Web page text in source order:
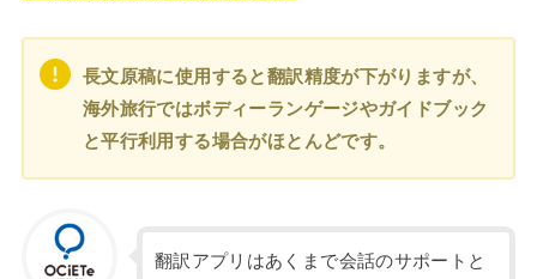
長文原稿に使用すると翻訳精度が下がりますが、
海外旅行ではボディーランゲージやガイドブック
と平行利用する場合がほとんどです。
翻訳アプリはあくまで会話のサポートと